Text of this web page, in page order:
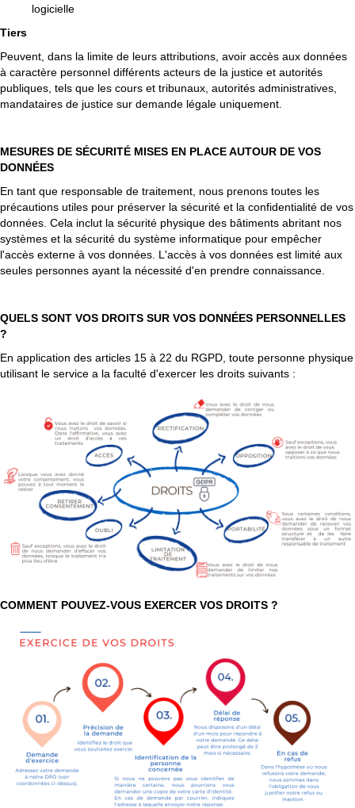
logicielle
Tiers
Peuvent, dans la limite de leurs attributions, avoir accès aux données
à caractère personnel différents acteurs de la justice et autorités
publiques, tels que les cours et tribunaux, autorités administratives,
mandataires de justice sur demande légale uniquement.
MESURES DE SÉCURITÉ MISES EN PLACE AUTOUR DE VOS
DONNÉES
En tant que responsable de traitement, nous prenons toutes les
précautions utiles pour préserver la sécurité et la confidentialité de vos
données. Cela inclut la sécurité physique des bâtiments abritant nos
systèmes et la sécurité du système informatique pour empêcher
l'accès externe à vos données. L'accès à vos données est limité aux
seules personnes ayant la nécessité d'en prendre connaissance.
QUELS SONT VOS DROITS SUR VOS DONNÉES PERSONNELLES
?
En application des articles 15 à 22 du RGPD, toute personne physique
utilisant le service a la faculté d'exercer les droits suivants :
COMMENT POUVEZ-VOUS EXERCER VOS DROITS ?